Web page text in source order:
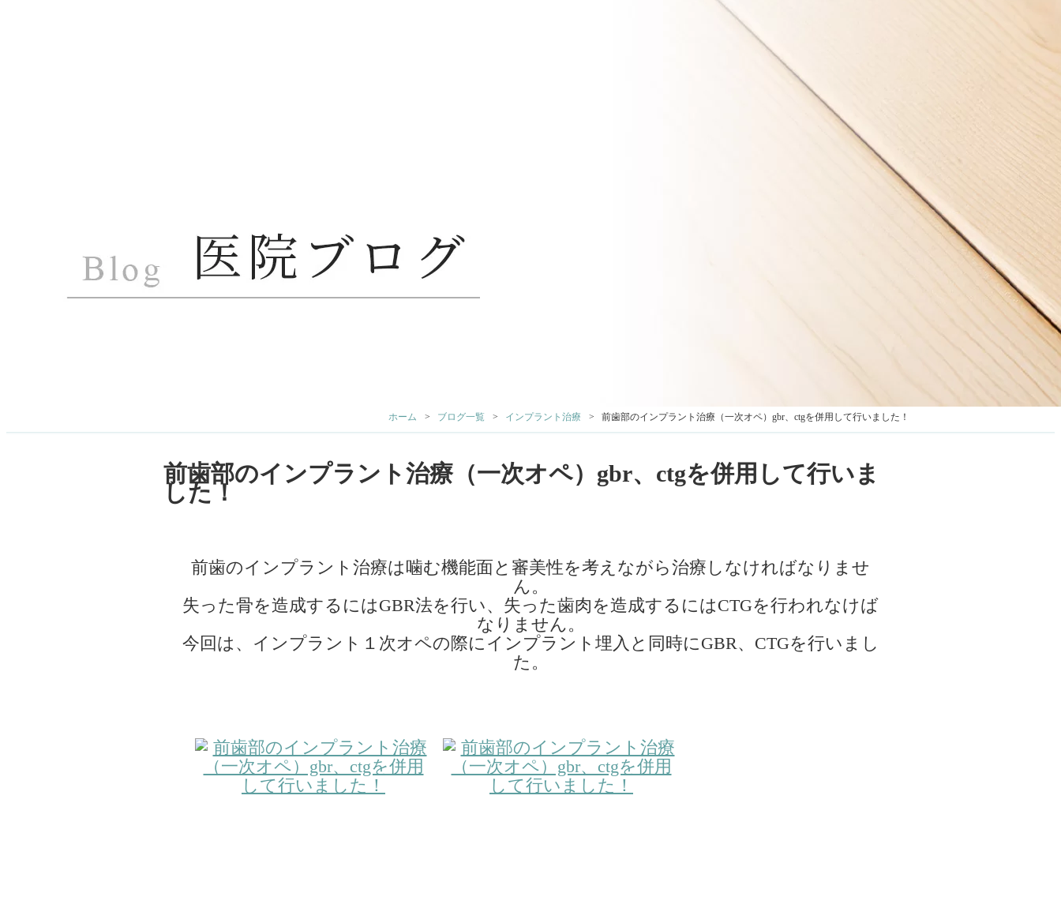
ホーム ブログ一覧 インプラント治療 前歯部のインプラント治療（一次オペ）gbr、ctgを併用して行いました！
前歯部のインプラント治療（一次オペ）gbr、ctgを併用して行いま
した！
前歯のインプラント治療は噛む機能面と審美性を考えながら治療しなければなりませ
ん。
失った骨を造成するにはGBR法を行い、失った歯肉を造成するにはCTGを行われなけば
なりません。
今回は、インプラント１次オペの際にインプラント埋入と同時にGBR、CTGを行いまし
た。